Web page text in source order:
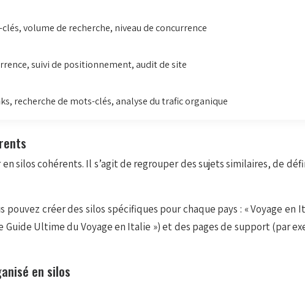
volume de recherche, niveau de concurrence
suivi de positionnement, audit de site
recherche de mots-clés, analyse du trafic organique
silos cohérents. Il s’agit de regrouper des sujets similaires, de
créer des silos spécifiques pour chaque pays : « Voyage en
Ultime du Voyage en Italie ») et des pages de support (par
en silos